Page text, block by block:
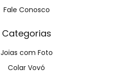
Fale Conosco
Categorias
Joias com Foto
Colar Vovó